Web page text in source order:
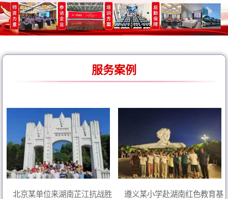
服务案例
北京某单位来湖南芷江抗战胜
遵义某小学赴湖南红色教育基